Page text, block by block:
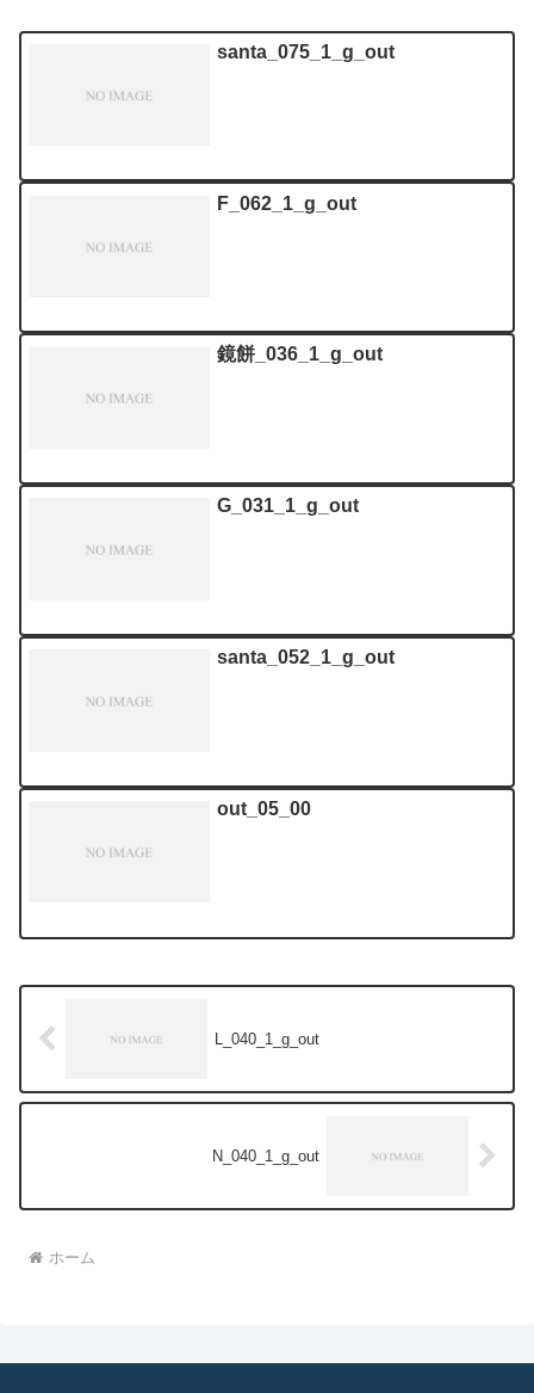
santa_075_1_g_out
F_062_1_g_out
鏡餅_036_1_g_out
G_031_1_g_out
santa_052_1_g_out
out_05_00
L_040_1_g_out
N_040_1_g_out
ホーム